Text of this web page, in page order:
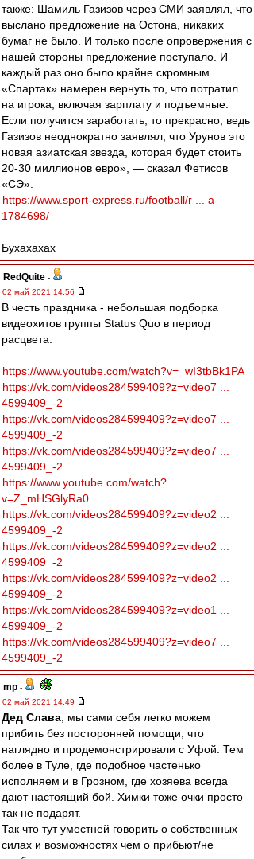
также: Шамиль Газизов через СМИ заявлял, что
выслано предложение на Остона, никаких
бумаг не было. И только после опровержения с
нашей стороны предложение поступало. И
каждый раз оно было крайне скромным.
«Спартак» намерен вернуть то, что потратил
на игрока, включая зарплату и подъемные.
Если получится заработать, то прекрасно, ведь
Газизов неоднократно заявлял, что Урунов это
новая азиатская звезда, которая будет стоить
20-30 миллионов евро», — сказал Фетисов
«СЭ».
https://www.sport-express.ru/football/r ... a-
1784698/
Бухахахах
RedQuite -
02 май 2021 14:56
В честь праздника - небольшая подборка
видеохитов группы Status Quo в период
расцвета:
https://www.youtube.com/watch?v=_wI3tbBk1PA
https://vk.com/videos284599409?z=video7 ...
4599409_-2
https://vk.com/videos284599409?z=video7 ...
4599409_-2
https://vk.com/videos284599409?z=video7 ...
4599409_-2
https://www.youtube.com/watch?
v=Z_mHSGlyRa0
https://vk.com/videos284599409?z=video2 ...
4599409_-2
https://vk.com/videos284599409?z=video2 ...
4599409_-2
https://vk.com/videos284599409?z=video2 ...
4599409_-2
https://vk.com/videos284599409?z=video1 ...
4599409_-2
https://vk.com/videos284599409?z=video7 ...
4599409_-2
mp -
02 май 2021 14:49
Дед Слава , мы сами себя легко можем
прибить без посторонней помощи, что
наглядно и продемонстрировали с Уфой. Тем
более в Туле, где подобное частенько
исполняем и в Грозном, где хозяева всегда
дают настоящий бой. Химки тоже очки просто
так не подарят.
Так что тут уместней говорить о собственных
силах и возможностях чем о прибьют/не